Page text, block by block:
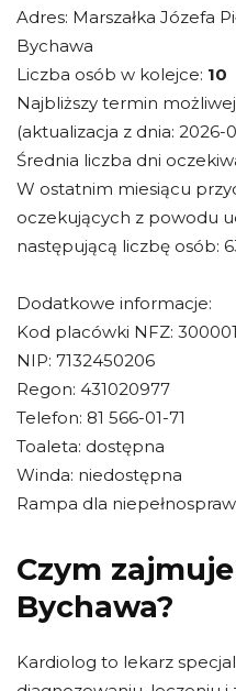
Adres: Marszałka Józefa
Bychawa
Liczba osób w kolejce: 10
Najbliższy termin
(aktualizacja z dnia: 2026-
Średnia liczba dni
W ostatnim miesiącu
oczekujących z powodu
następującą liczbę osób:
Dodatkowe informacje:
Kod placówki NFZ:
NIP: 7132450206
Regon: 431020977
Telefon: 81 566-01-71
Toaleta: dostępna
Winda: niedostępna
Rampa dla
Czym
Bychawa?
Kardiolog to lekarz